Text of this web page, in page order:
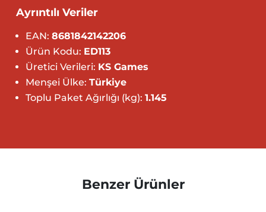
Ayrıntılı Veriler
EAN: 8681842142206
Ürün Kodu: ED113
Üretici Verileri: KS Games
Menşei Ülke: Türkiye
Toplu Paket Ağırlığı (kg): 1.145
Benzer Ürünler